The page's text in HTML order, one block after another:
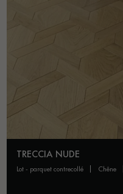
TRECCIA NUDE
lot - parquet contrecollé chêne